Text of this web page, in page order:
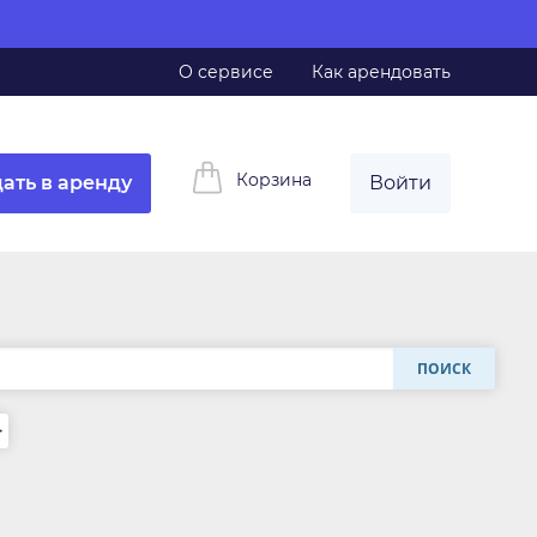
О сервисе Как арендовать
в аренду Корзина Войти
ПОИСК